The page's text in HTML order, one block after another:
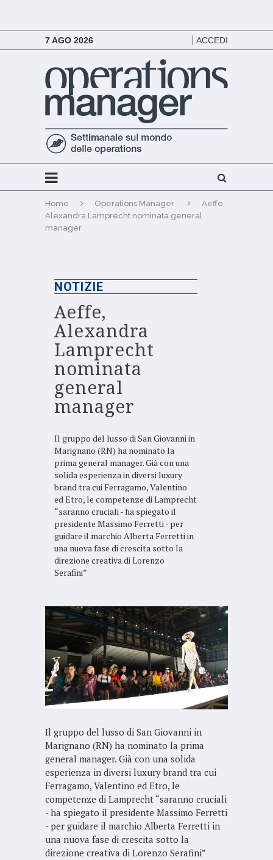
7 AGO 2026 ACCEDI
Home Operations Manager
Aeffe,
Alexandra Lamprecht nominata general
manager
NOTIZIE
Aeffe,
Alexandra
Lamprecht
nominata
general
manager
Il gruppo del lusso di San Giovanni in
Marignano (RN) ha nominato la
prima general manager. Già con una
solida esperienza in diversi luxury
brand tra cui Ferragamo, Valentino
ed Etro, le competenze di Lamprecht
“saranno cruciali - ha spiegato il
presidente Massimo Ferretti - per
guidare il marchio Alberta Ferretti in
una nuova fase di crescita sotto la
direzione creativa di Lorenzo
Serafini”
Il gruppo del lusso di San Giovanni in
Marignano (RN) ha nominato la prima
general manager. Già con una solida
esperienza in diversi luxury brand tra cui
Ferragamo, Valentino ed Etro, le
competenze di Lamprecht “saranno cruciali
- ha spiegato il presidente Massimo Ferretti
- per guidare il marchio Alberta Ferretti in
una nuova fase di crescita sotto la
direzione creativa di Lorenzo Serafini”